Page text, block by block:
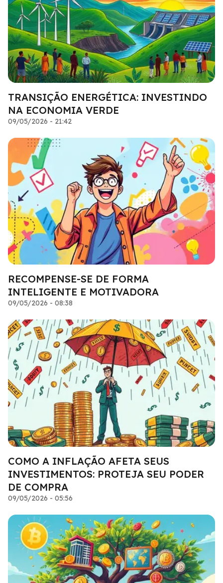
TRANSIÇÃO ENERGÉTICA: INVESTINDO
NA ECONOMIA VERDE
09/05/2026 - 21:42
RECOMPENSE-SE DE FORMA
INTELIGENTE E MOTIVADORA
09/05/2026 - 08:38
COMO A INFLAÇÃO AFETA SEUS
INVESTIMENTOS: PROTEJA SEU PODER
DE COMPRA
09/05/2026 - 05:56